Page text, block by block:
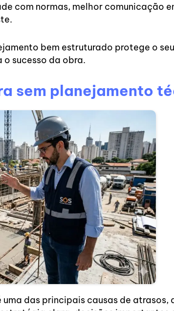
com normas, melhor comunicação
bem estruturado protege o
sucesso da obra.
sem planejamento
uma das principais causas de atrasos,